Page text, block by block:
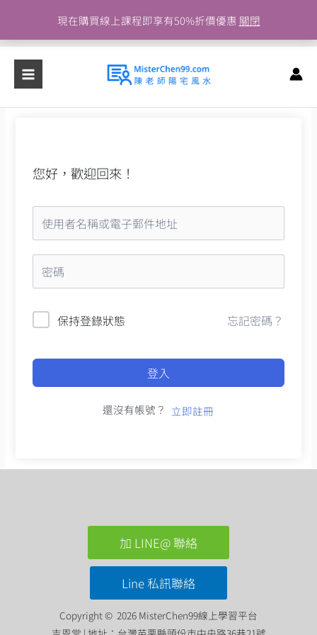
現在購買線上課程即享有50%折價優惠 關閉
主
容
您好，歡迎回來！
保持登錄狀態 忘記密碼？
登入
還沒有帳號？ 立即註冊
加 LINE@ 聯絡
Line 私訊聯絡
Copyright © 2026 MisterChen99線上學習平台